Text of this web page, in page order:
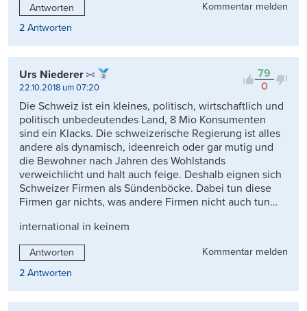
Antworten
Kommentar melden
2 Antworten
79
0
Urs Niederer
22.10.2018 um 07:20
Die Schweiz ist ein kleines, politisch, wirtschaftlich und
politisch unbedeutendes Land, 8 Mio Konsumenten
sind ein Klacks. Die schweizerische Regierung ist alles
andere als dynamisch, ideenreich oder gar mutig und
die Bewohner nach Jahren des Wohlstands
verweichlicht und halt auch feige. Deshalb eignen sich
Schweizer Firmen als Sündenböcke. Dabei tun diese
Firmen gar nichts, was andere Firmen nicht auch tun…
international in keinem
Antworten
Kommentar melden
2 Antworten